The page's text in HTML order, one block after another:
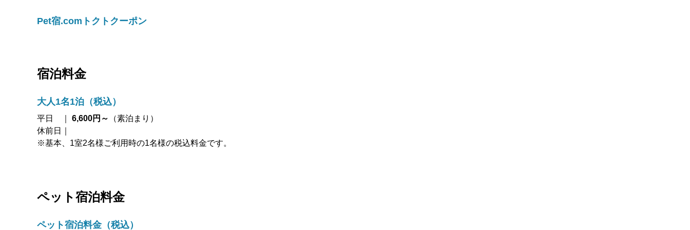
Pet宿.comトクトクーポン
宿泊料金
大人1名1泊（税込）
平日 ｜ 6,600円～
（素泊まり）
休前日｜
※基本、1室2名様ご利用時の1名様の税込料金です。
ペット宿泊料金
ペット宿泊料金（税込）